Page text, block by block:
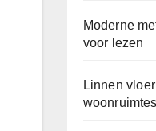
Moderne
voor lezen
Linnen
woonruimtes